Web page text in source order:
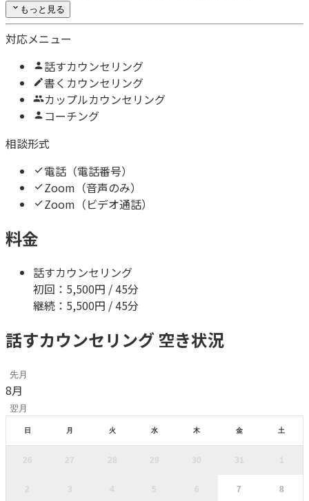
もっと見る
対応メニュー
話すカウンセリング
書くカウンセリング
カップルカウンセリング
コーチング
相談形式
電話（電話番号）
Zoom（音声のみ）
Zoom（ビデオ通話）
料金
話すカウンセリング
初回： 5,500円 / 45分
継続： 5,500円 / 45分
話すカウンセリング 空き状況
先月
8月
翌月
日 月 火 水 木 金 土
26 27 28 29 30 31 1
2 3 4 5 6 7 8